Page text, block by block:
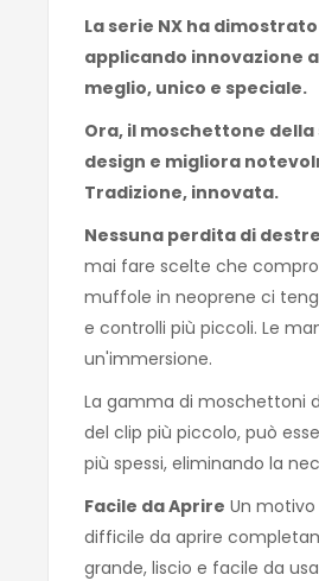
La serie NX ha
applicando innovazione
meglio, unico e speciale.
Ora, il moschettone della
design e migliora
Tradizione, innovata.
Nessuna perdita di
mai fare scelte che
muffole in neoprene ci
e controlli più piccoli. Le
un'immersione.
La gamma di moschettoni
del clip più piccolo, può
più spessi, eliminando la
Facile da Aprire Un
difficile da aprire
grande, liscio e facile da